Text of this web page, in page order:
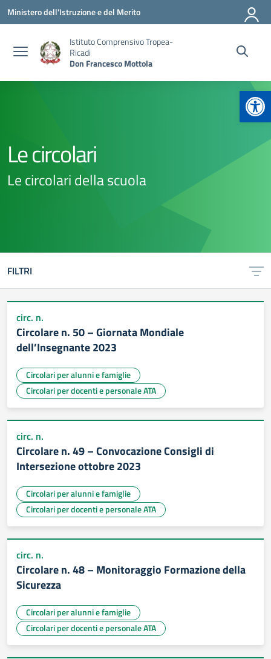
Vai ai contenuti
Vai al menu di navigazione
Vai al footer
Ministero dell'Istruzione e del Merito
Istituto Comprensivo Tropea-
Ricadi
Don Francesco Mottola
Le circolari
Le circolari della scuola
FILTRI
circ. n.
Circolare n. 50 – Giornata Mondiale
dell’Insegnante 2023
Circolari per alunni e famiglie
Circolari per docenti e personale ATA
circ. n.
Circolare n. 49 – Convocazione Consigli di
Intersezione ottobre 2023
Circolari per alunni e famiglie
Circolari per docenti e personale ATA
circ. n.
Circolare n. 48 – Monitoraggio Formazione della
Sicurezza
Circolari per alunni e famiglie
Circolari per docenti e personale ATA